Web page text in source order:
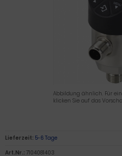
Abbildung ähnlich. Für
klicken Sie auf das
Lieferzeit: 5-6 Tage
Art.Nr.: 7104081403